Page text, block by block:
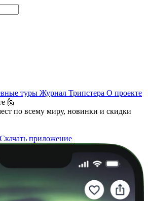
туры Журнал Трипстера О проекте
🙋
по всему миру, новинки и скидки
Скачать приложение